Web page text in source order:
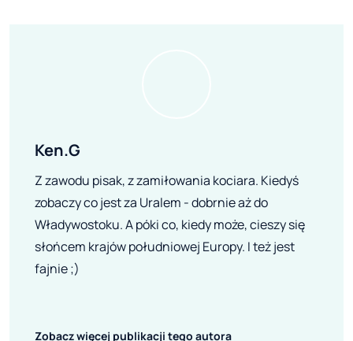
Ken.G
Z zawodu pisak, z zamiłowania kociara. Kiedyś
zobaczy co jest za Uralem - dobrnie aż do
Władywostoku. A póki co, kiedy może, cieszy się
słońcem krajów południowej Europy. I też jest
fajnie ;)
Zobacz więcej publikacji tego autora